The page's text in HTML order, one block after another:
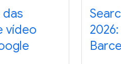
vídeo